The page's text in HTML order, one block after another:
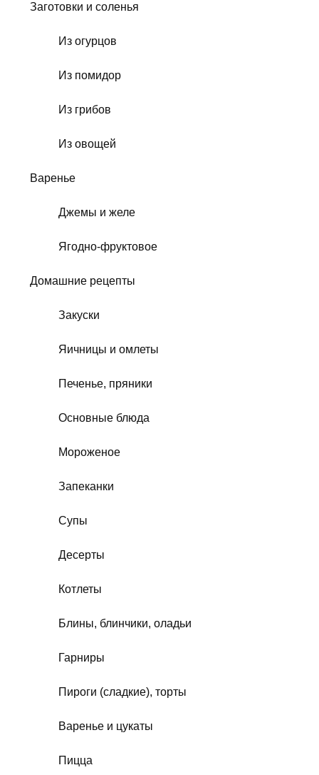
Заготовки и соленья
Из огурцов
Из помидор
Из грибов
Из овощей
Варенье
Джемы и желе
Ягодно-фруктовое
Домашние рецепты
Закуски
Яичницы и омлеты
Печенье, пряники
Основные блюда
Мороженое
Запеканки
Супы
Десерты
Котлеты
Блины, блинчики, оладьи
Гарниры
Пироги (сладкие), торты
Варенье и цукаты
Пицца